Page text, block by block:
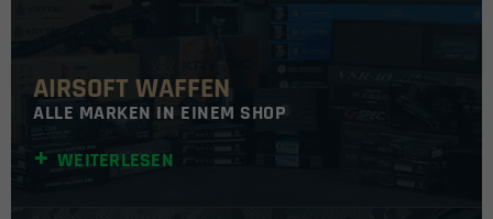
AIRSOFT WAFFEN
ALLE MARKEN IN EINEM SHOP
WEITERLESEN